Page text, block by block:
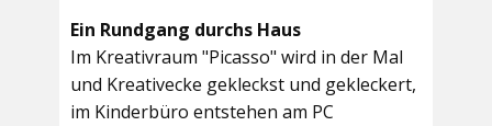
Ein Rundgang durchs Haus
Im Kreativraum "Picasso" wird in der Mal
und Kreativecke gekleckst und gekleckert,
im Kinderbüro entstehen am PC